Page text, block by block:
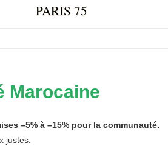
PARIS 75
Marocaine
–5% à –15% pour la communauté.
justes.